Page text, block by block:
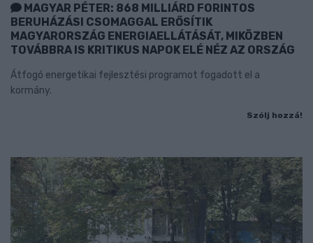
MAGYAR PÉTER: 868 MILLIÁRD FORINTOS
BERUHÁZÁSI CSOMAGGAL ERŐSÍTIK
MAGYARORSZÁG ENERGIAELLÁTÁSÁT, MIKÖZBEN
TOVÁBBRA IS KRITIKUS NAPOK ELÉ NÉZ AZ ORSZÁG
Átfogó energetikai fejlesztési programot fogadott el a
kormány.
Szólj hozzá!